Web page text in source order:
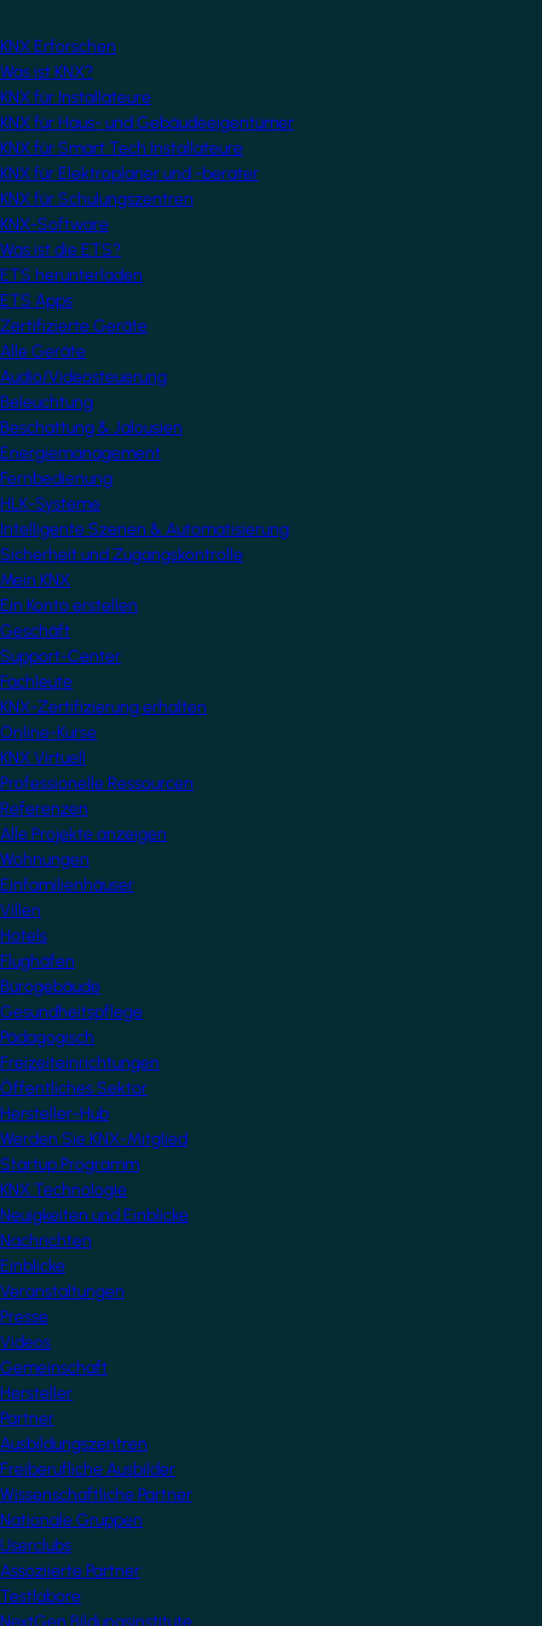
KNX Erforschen
Was ist KNX?
KNX für Installateure
KNX für Haus- und Gebäudeeigentümer
KNX für Smart Tech Installateure
KNX für Elektroplaner und -berater
KNX für Schulungszentren
KNX-Software
Was ist die ETS?
ETS herunterladen
ETS Apps
Zertifizierte Geräte
Alle Geräte
Audio/Videosteuerung
Beleuchtung
Beschattung & Jalousien
Energiemanagement
Fernbedienung
HLK-Systeme
Intelligente Szenen & Automatisierung
Sicherheit und Zugangskontrolle
Mein KNX
Ein Konto erstellen
Geschäft
Support-Center
Fachleute
KNX-Zertifizierung erhalten
Online-Kurse
KNX Virtuell
Professionelle Ressourcen
Referenzen
Alle Projekte anzeigen
Wohnungen
Einfamilienhäuser
Villen
Hotels
Flughäfen
Bürogebäude
Gesundheitspflege
Pädagogisch
Freizeiteinrichtungen
Öffentliches Sektor
Hersteller-Hub
Werden Sie KNX-Mitglied
Startup Programm
KNX Technologie
Neuigkeiten und Einblicke
Nachrichten
Einblicke
Veranstaltungen
Presse
Videos
Gemeinschaft
Hersteller
Partner
Ausbildungszentren
Freiberufliche Ausbilder
Wissenschaftliche Partner
Nationale Gruppen
Userclubs
Assoziierte Partner
Testlabore
NextGen Bildungsinstitute